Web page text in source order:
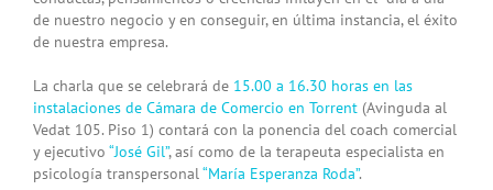
de nuestro negocio y en conseguir, en última instancia, el éxito
de nuestra empresa.
La charla que se celebrará de 15.00 a 16.30 horas en las
instalaciones de Cámara de Comercio en Torrent (Avinguda al
Vedat 105. Piso 1) contará con la ponencia del coach comercial
y ejecutivo “José Gil”, así como de la terapeuta especialista en
psicología transpersonal “María Esperanza Roda”.